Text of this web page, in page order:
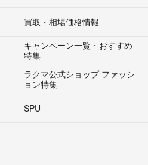
買取・相場価格情報
キャンペーン一覧・おすすめ
特集
ラクマ公式ショップ ファッシ
ョン特集
SPU